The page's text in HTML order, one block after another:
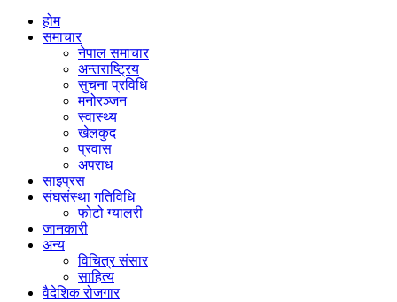
होम
समाचार
नेपाल समाचार
अन्तराष्ट्रिय
सुचना प्रविधि
मनोरञ्जन
स्वास्थ्य
खेलकुद
प्रवास
अपराध
साइप्रस
संघसंस्था गतिविधि
फोटो ग्यालरी
जानकारी
अन्य
विचित्र संसार
साहित्य
वैदेशिक रोजगार